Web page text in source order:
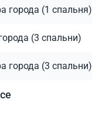
города (1 спальня)
(3 спальни)
города (3 спальни)